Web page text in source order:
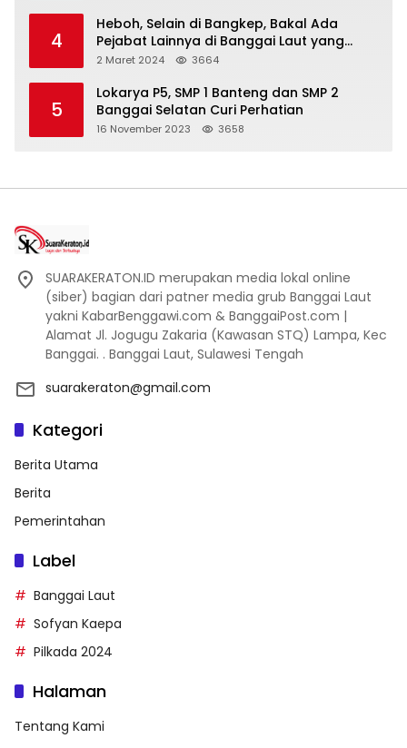
4
Heboh, Selain di Bangkep, Bakal Ada
Pejabat Lainnya di Banggai Laut yang
Bakal di Ciduk, Bagini Kata Kapolres!
2 Maret 2024 3664
5
Lokarya P5, SMP 1 Banteng dan SMP 2
Banggai Selatan Curi Perhatian
16 November 2023 3658
SUARAKERATON.ID merupakan media lokal online
(siber) bagian dari patner media grub Banggai Laut
yakni KabarBenggawi.com & BanggaiPost.com |
Alamat Jl. Jogugu Zakaria (Kawasan STQ) Lampa, Kec
Banggai. . Banggai Laut, Sulawesi Tengah
suarakeraton@gmail.com
Kategori
Berita Utama
Berita
Pemerintahan
Label
Banggai Laut
Sofyan Kaepa
Pilkada 2024
Halaman
Tentang Kami